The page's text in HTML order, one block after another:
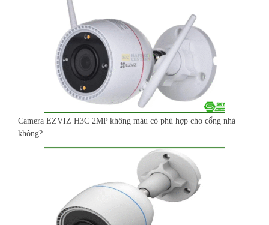
Camera EZVIZ H3C 2MP không màu có phù hợp cho cổng nhà
không?